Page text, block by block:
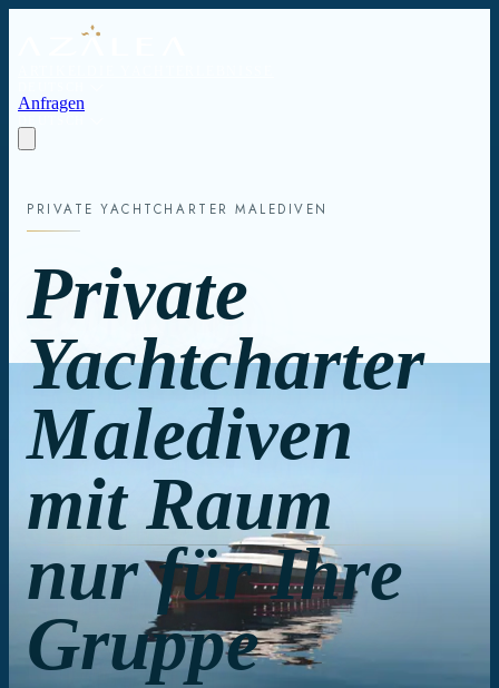
Anfragen
PRIVATE YACHTCHARTER MALEDIVEN
Private
Yachtcharter
Malediven
mit Raum
nur für Ihre
Gruppe